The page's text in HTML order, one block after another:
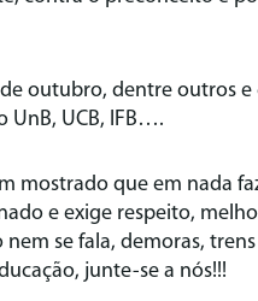
outubro, dentre outros e
UnB, UCB, IFB….
mostrado que em nada
e exige respeito,
se fala, demoras,
junte-se a nós!!!